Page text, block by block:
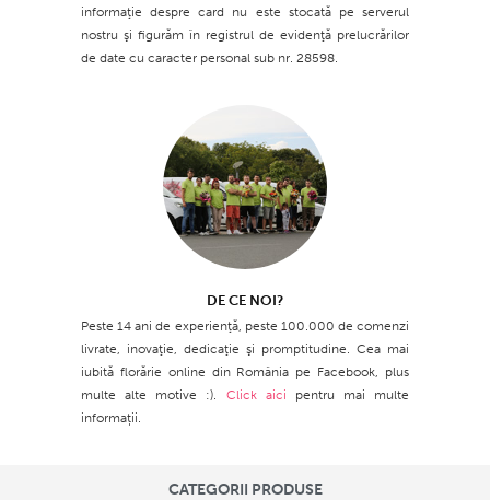
informaţie despre card nu este stocată pe serverul
nostru şi figurăm în registrul de evidenţă prelucrărilor
de date cu caracter personal sub nr. 28598.
DE CE NOI?
Peste 14 ani de experienţă, peste 100.000 de comenzi
livrate, inovaţie, dedicaţie şi promptitudine. Cea mai
iubită florărie online din România pe Facebook, plus
multe alte motive :). Click aici pentru mai multe
informații.
CATEGORII PRODUSE